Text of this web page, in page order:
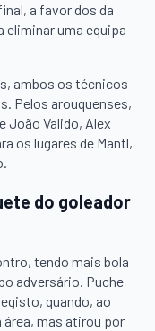
a favor dos da
eliminar uma equipa
ambos os técnicos
Pelos arouquenses,
João Valido, Alex
os lugares de Mantl,
do goleador
tendo mais bola
adversário. Puche
quando, ao
área, mas atirou por